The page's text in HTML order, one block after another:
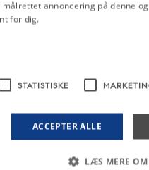
annoncering på denne
for dig.
STATISTISKE
ACCEPTER ALLE
LÆS MERE